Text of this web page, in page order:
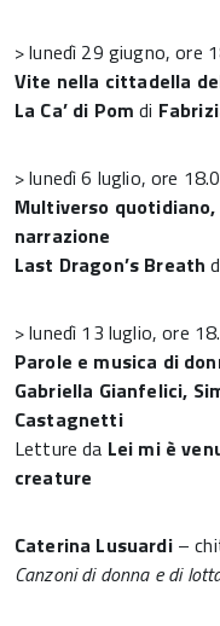
> lunedì 29 giugno, ore
Vite nella cittadella
La Ca’ di Pomdi
> lunedì 6 luglio, ore
Multiverso
narrazione
Last Dragon’s Breath
> lunedì 13 luglio, ore
Parole e musica di
Gabriella Gianfelici,
Castagnetti
Letture da Lei mi è
creature
Caterina Lusuardi–
Canzoni di donna e di